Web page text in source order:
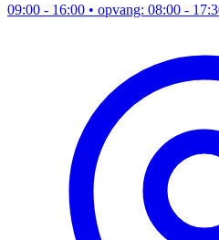
09:00 - 16:00 • opvang: 08:00 -